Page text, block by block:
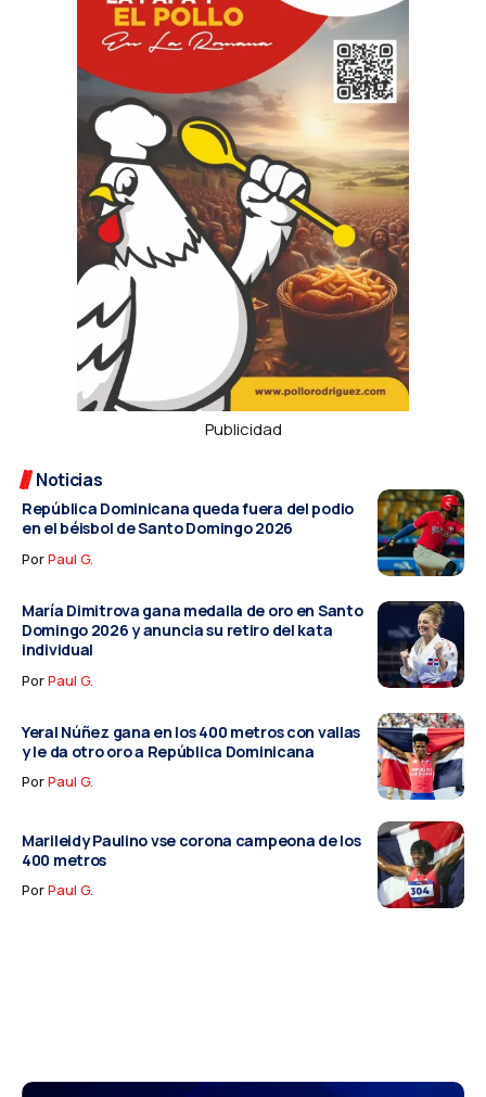
Publicidad
Noticias
República Dominicana queda fuera del podio
en el béisbol de Santo Domingo 2026
PorPaul G.
María Dimitrova gana medalla de oro en Santo
Domingo 2026 y anuncia su retiro del kata
individual
PorPaul G.
Yeral Núñez gana en los 400 metros con vallas
y le da otro oro a República Dominicana
PorPaul G.
Marileidy Paulino vse corona campeona de los
400 metros
PorPaul G.